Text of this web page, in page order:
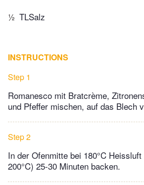
½ TLSalz
INSTRUCTIONS
Step 1
Romanesco mit Bratcrème,
und Pfeffer mischen, auf das Blech
Step 2
In der Ofenmitte bei 180°C
200°C) 25-30 Minuten backen.